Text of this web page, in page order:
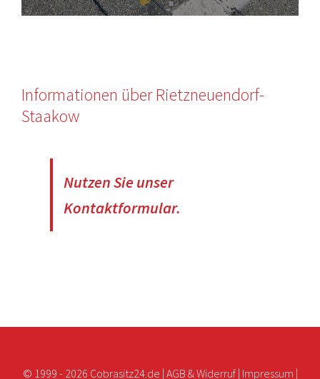
Informationen über Rietzneuendorf-
Staakow
Nutzen Sie unser
Kontaktformular.
© 1999 - 2026 Cobrasitz24.de | AGB & Widerruf| Impressum |